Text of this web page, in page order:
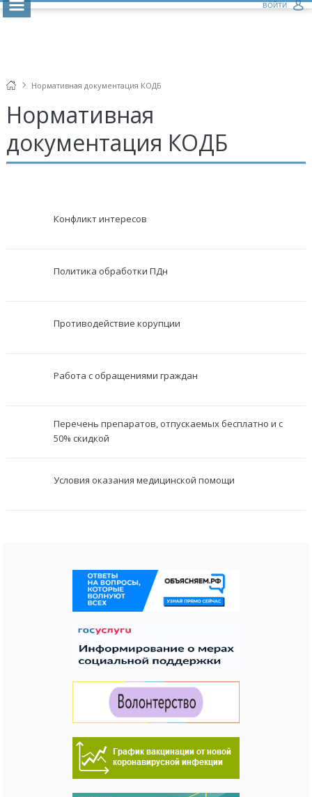
ВОЙТИ
Нормативная документация КОДБ
Нормативная
документация КОДБ
Конфликт интересов
Политика обработки ПДн
Противодействие корупции
Работа с обращениями граждан
Перечень препаратов, отпускаемых бесплатно и с
50% скидкой
Условия оказания медицинской помощи